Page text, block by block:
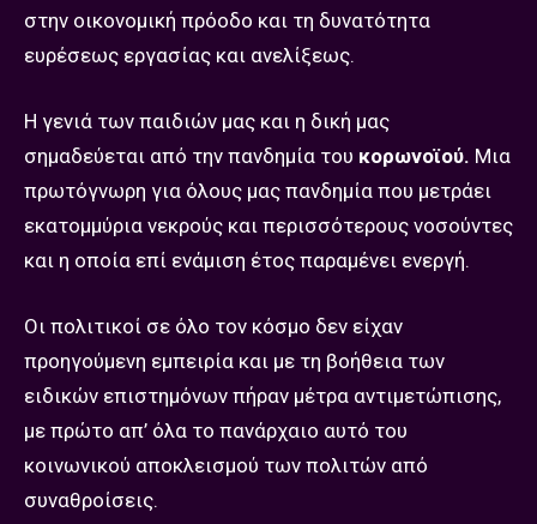
στην οικονομική πρόοδο και τη δυνατότητα
ευρέσεως εργασίας και ανελίξεως.
Η γενιά των παιδιών μας και η δική μας
σημαδεύεται από την πανδημία του κορωνοϊού. Μια
πρωτόγνωρη για όλους μας πανδημία που μετράει
εκατομμύρια νεκρούς και περισσότερους νοσούντες
και η οποία επί ενάμιση έτος παραμένει ενεργή.
Οι πολιτικοί σε όλο τον κόσμο δεν είχαν
προηγούμενη εμπειρία και με τη βοήθεια των
ειδικών επιστημόνων πήραν μέτρα αντιμετώπισης,
με πρώτο απ’ όλα το πανάρχαιο αυτό του
κοινωνικού αποκλεισμού των πολιτών από
συναθροίσεις.